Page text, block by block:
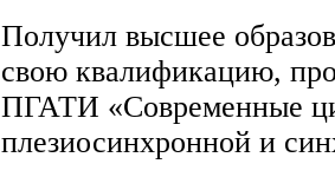
Получил высшее
свою квалификацию,
ПГАТИ «Современные
плезиосинхронной и